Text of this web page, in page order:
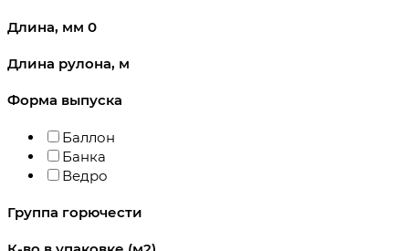
Длина, мм 0
Длина рулона, м
Форма выпуска
Баллон
Банка
Ведро
Группа горючести